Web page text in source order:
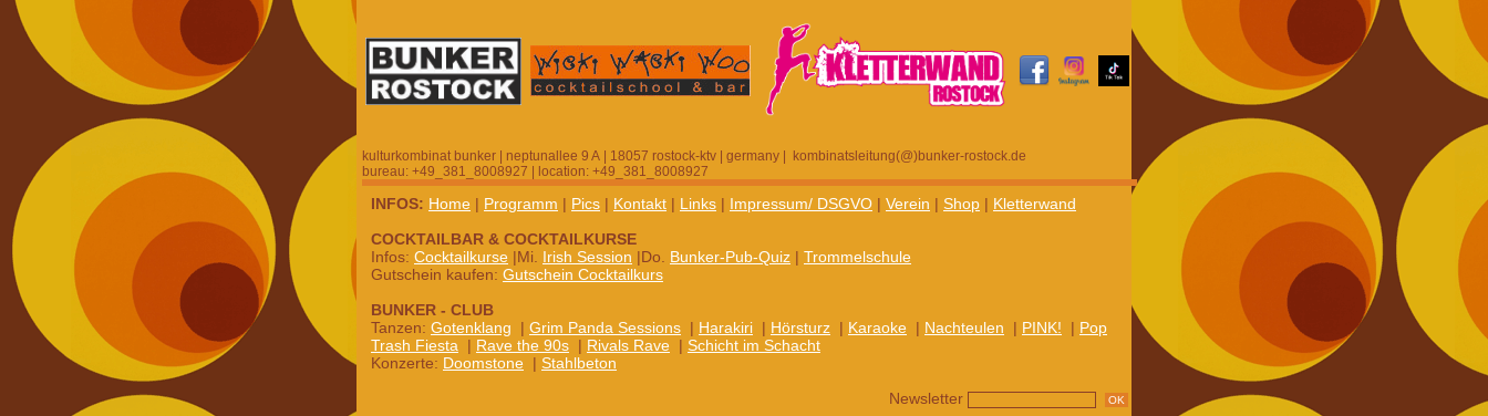
kulturkombinat bunker | neptunallee 9 A | 18057 rostock-ktv | germany | kombinatsleitung(@)bunker-rostock.de
bureau: +49_381_8008927 | location: +49_381_8008927
INFOS: Home | Programm | Pics | Kontakt | Links | Impressum/ DSGVO | Verein | Shop | Kletterwand
COCKTAILBAR & COCKTAILKURSE
Infos: Cocktailkurse |Mi. Irish Session |Do. Bunker-Pub-Quiz | Trommelschule
Gutschein kaufen: Gutschein Cocktailkurs
BUNKER - CLUB
Tanzen: Gotenklang | Grim Panda Sessions | Harakiri | Hörsturz | Karaoke | Nachteulen | PINK! | Pop
Trash Fiesta | Rave the 90s | Rivals Rave | Schicht im Schacht
Konzerte: Doomstone | Stahlbeton
Newsletter